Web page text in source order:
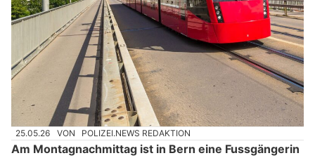
25.05.26 VON POLIZEI.NEWS REDAKTION
Am Montagnachmittag ist in Bern eine Fussgängerin